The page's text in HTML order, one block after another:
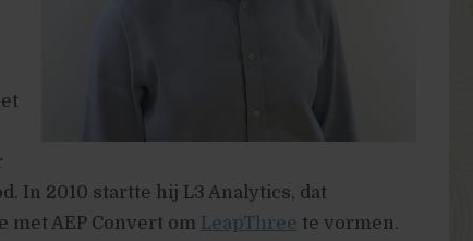
In 2010 startte hij L3 Analytics, dat
met AEP Convert om LeapThree te vormen.